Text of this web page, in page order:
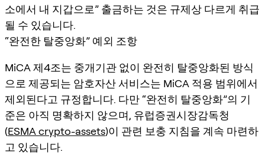
소에서 내 지갑으로” 출금하는 것은 규제상 다르게 취급
될 수 있습니다.
“완전한 탈중앙화” 예외 조항
MiCA 제4조는 중개기관 없이 완전히 탈중앙화된 방식
으로 제공되는 암호자산 서비스는 MiCA 적용 범위에서
제외된다고 규정합니다. 다만 “완전히 탈중앙화”의 기
준은 아직 명확하지 않으며, 유럽증권시장감독청
(ESMA crypto-assets)이 관련 보충 지침을 계속 마련하
고 있습니다.